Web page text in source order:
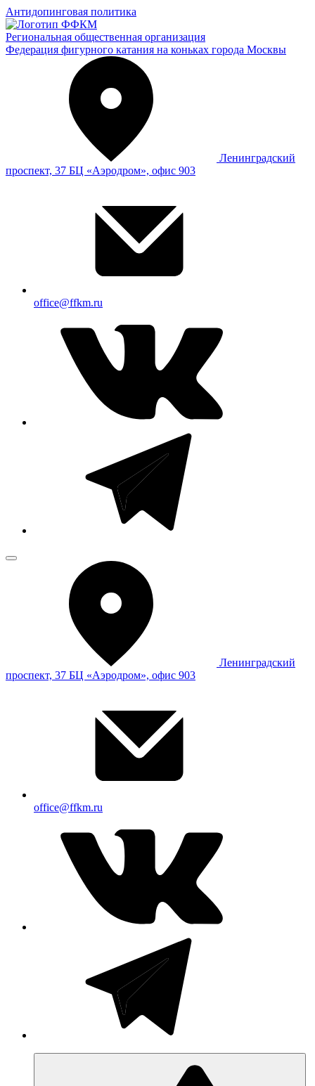
Антидопинговая политика
Региональная общественная организация
Федерация фигурного катания на коньках города Москвы
Ленинградский
проспект, 37 БЦ «Аэродром», офис 903
office@ffkm.ru
Ленинградский
проспект, 37 БЦ «Аэродром», офис 903
office@ffkm.ru